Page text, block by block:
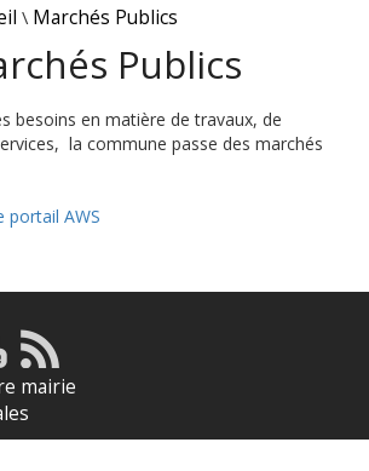
\ Marchés Publics
Publics
besoins en matière de travaux, de
la commune passe des marchés
portail AWS
mairie